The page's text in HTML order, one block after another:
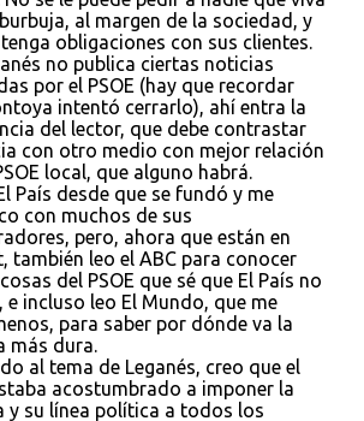
al margen de la sociedad, y
obligaciones con sus clientes.
no publica ciertas noticias
por el PSOE (hay que recordar
intentó cerrarlo), ahí entra la
del lector, que debe contrastar
con otro medio con mejor relación
local, que alguno habrá.
País desde que se fundó y me
con muchos de sus
pero, ahora que están en
también leo el ABC para conocer
del PSOE que sé que El País no
e incluso leo El Mundo, que me
para saber por dónde va la
más dura.
al tema de Leganés, creo que el
acostumbrado a imponer la
y su línea política a todos los